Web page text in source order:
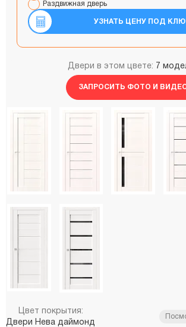
Раздвижная дверь
УЗНАТЬ ЦЕНУ ПОД
Двери в этом цвете: 7
ЗАПРОСИТЬ ФОТО И
Цвет покрытия:
Двери Нева даймонд